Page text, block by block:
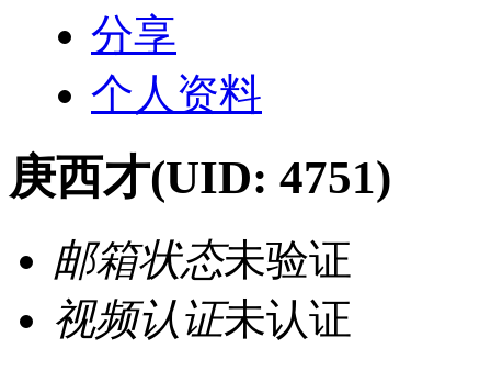
分享
个人资料
庚西才(UID: 4751)
邮箱状态未验证
视频认证未认证